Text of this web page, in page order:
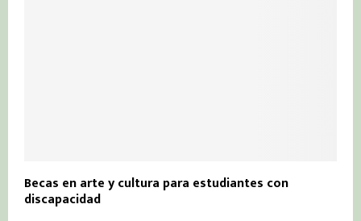
Becas en arte y cultura para estudiantes con
discapacidad